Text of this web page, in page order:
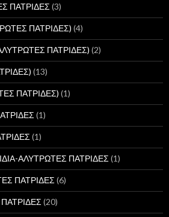
ΠΑΤΡΙΔΕΣ (3)
ΠΑΤΡΙΔΕΣ) (4)
ΠΑΤΡΙΔΕΣ) (2)
(13)
ΠΑΤΡΙΔΕΣ) (1)
(1)
(1)
ΑΛΥΤΡΩΤΕΣ ΠΑΤΡΙΔΕΣ (1)
ΠΑΤΡΙΔΕΣ (6)
(20)